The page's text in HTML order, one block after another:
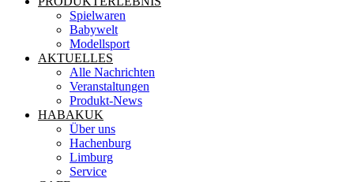
Spielwaren
Babywelt
Modellsport
AKTUELLES
Alle Nachrichten
Veranstaltungen
Produkt-News
HABAKUK
Über uns
Hachenburg
Limburg
Service